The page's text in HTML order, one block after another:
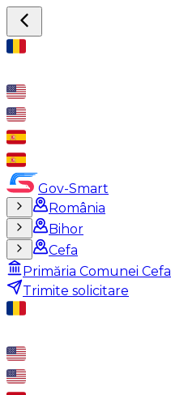
Gov-Smart
România
Bihor
Cefa
Primăria Comunei Cefa
Trimite solicitare